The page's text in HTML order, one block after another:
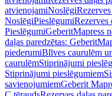
atvienojamiNoslēgi
NoslēgiPieslēgumiRezerves
PieslēgumiGeberitMapress
daļas paredzētas:
piederumiBlīves caurulēm
caurulēmStiprinājumi
Stiprinājumi pieslēgumiem
savienojumiemGeberit